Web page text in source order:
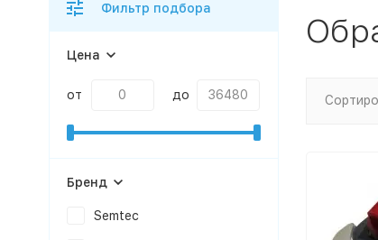
Фильтр подбора
Цена
от до
Бренд
Semtec